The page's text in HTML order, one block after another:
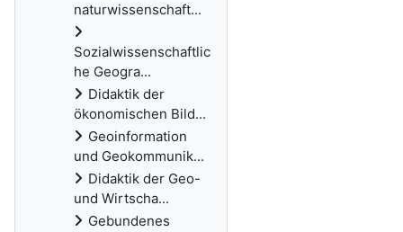
naturwissenschaft...
Sozialwissenschaftlic
he Geogra...
Didaktik der
ökonomischen Bild...
Geoinformation
und Geokommunik...
Didaktik der Geo-
und Wirtscha...
Gebundenes